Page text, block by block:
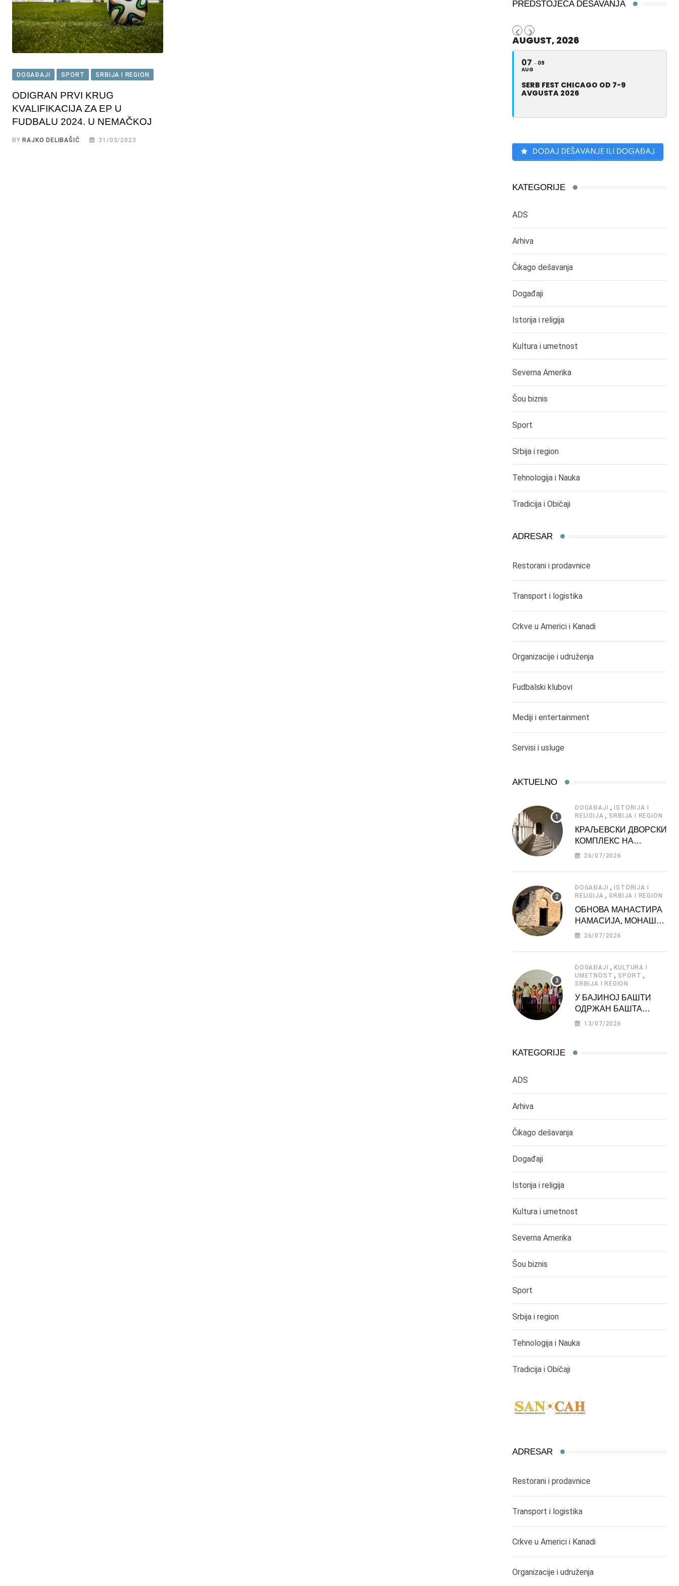
DOGAĐAJI SPORT SRBIJA I REGION
ODIGRAN PRVI KRUG
KVALIFIKACIJA ZA EP U
FUDBALU 2024. U NEMAČKOJ
BY RAJKO DELIBAŠIĆ 31/03/2023
PREDSTOJEĆA DEŠAVANJA
AUGUST, 2026
07
AUG
09
SERB FEST CHICAGO OD 7-9
AVGUSTA 2026
KATEGORIJE
ADS
Arhiva
Čikago dešavanja
Događaji
Istorija i religija
Kultura i umetnost
Severna Amerika
Šou biznis
Sport
Srbija i region
Tehnologija i Nauka
Tradicija i Običaji
ADRESAR
Restorani i prodavnice
Transport i logistika
Crkve u Americi i Kanadi
Organizacije i udruženja
Fudbalski klubovi
Mediji i entertainment
Servisi i usluge
AKTUELNO
DOGAĐAJI , ISTORIJA I
RELIGIJA , SRBIJA I REGION
КРАЉЕВСКИ ДВОРСКИ
КОМПЛЕКС НА
ДЕДИЊУ –
АТРАКЦИЈА
26/07/2026
DOGAĐAJI , ISTORIJA I
RELIGIJA , SRBIJA I REGION
ОБНОВА МАНАСТИРА
НАМАСИЈА, МОНАШКЕ
ЗАДУЖБИНЕ
26/07/2026
DOGAĐAJI ,KULTURA I
UMETNOST , SPORT ,
SRBIJA I REGION
У БАЈИНОЈ БАШТИ
ОДРЖАН БАШТА
ФЕСТ 2026
13/07/2026
KATEGORIJE
ADS
Arhiva
Čikago dešavanja
Događaji
Istorija i religija
Kultura i umetnost
Severna Amerika
Šou biznis
Sport
Srbija i region
Tehnologija i Nauka
Tradicija i Običaji
ADRESAR
Restorani i prodavnice
Transport i logistika
Crkve u Americi i Kanadi
Organizacije i udruženja